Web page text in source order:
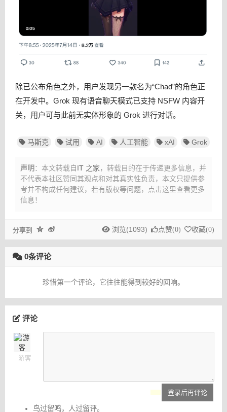
除已公布角色之外，用户发现另一款名为“Chad”的角色正
在开发中。Grok 现有语音聊天模式已支持 NSFW 内容开
关，用户可与此前无实体形象的 Grok 进行对话。
马斯克 试用 AI 人工智能 xAI Grok
声明 ：本文转载自IT 之家，转载目的在于传递更多信息，并
不代表本社区赞同其观点和对其真实性负责，本文只提供参
考并不构成任何建议， 若有版权等问题，点击这里查看更多
信息！
分享到 浏览(1093) 点赞(0) 收藏(0)
0条评论
珍惜第一个评论，它往往能得到较好的回响。
评论
游客
登录后再评论
鸟过留鸣，人过留评。